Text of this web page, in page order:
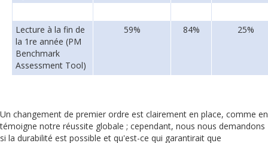
Lecture à la fin de
la 1re année (PM
Benchmark
Assessment Tool)
59% 84% 25%
Un changement de premier ordre est clairement en place, comme en
témoigne notre réussite globale ; cependant, nous nous demandons
si la durabilité est possible et qu'est-ce qui garantirait que